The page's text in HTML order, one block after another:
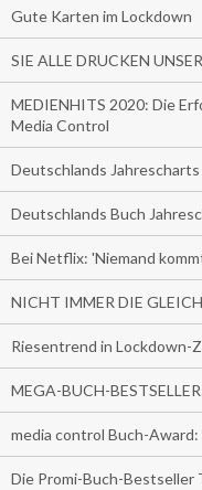
Gute Karten im Lockdown
SIE ALLE DRUCKEN
MEDIENHITS 2020: Die
Media Control
Deutschlands
Deutschlands Buch
Bei Netflix: 'Niemand
NICHT IMMER DIE
Riesentrend in Lockdown-
MEGA-BUCH-
media control Buch-
Die Promi-Buch-Bestseller